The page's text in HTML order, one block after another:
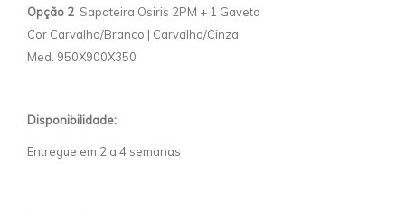
Opção 2 Sapateira Osiris 2PM + 1 Gaveta
Cor Carvalho/Branco | Carvalho/Cinza
Med. 950X900X350
Disponibilidade:
Entregue em 2 a 4 semanas